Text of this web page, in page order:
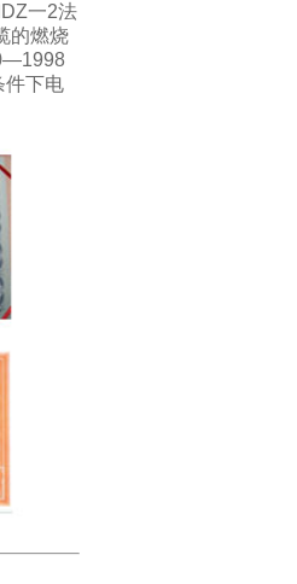
一2法
的燃烧
件下电